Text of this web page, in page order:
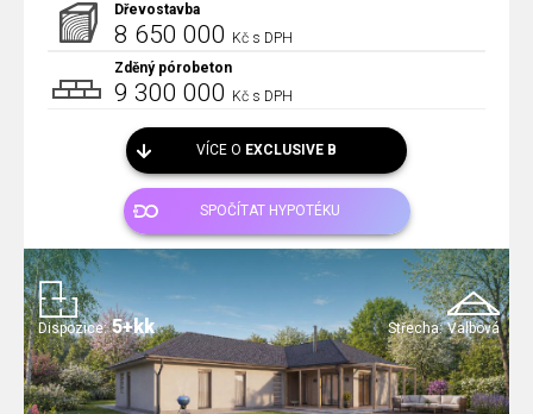
Dřevostavba
8 650 000 Kč s DPH
Zděný pórobeton
9 300 000 Kč s DPH
VÍCE O EXCLUSIVE B
SPOČÍTAT HYPOTÉKU
Střecha: Valbová
Dispozice: 5+kk